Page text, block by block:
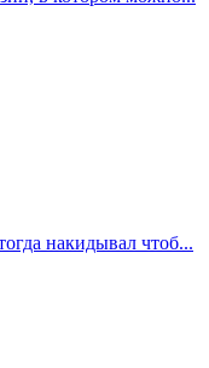
накидывал чтоб...